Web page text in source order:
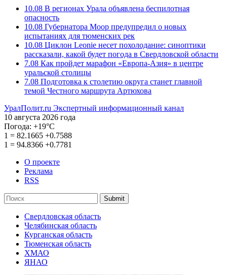
10.08 В регионах Урала объявлена беспилотная
опасность
10.08 Губернатора Моор предупредил о новых
испытаниях для тюменских рек
10.08 Циклон Leonie несет похолодание: синоптики
рассказали, какой будет погода в Свердловской области
7.08 Как пройдет марафон «Европа-Азия» в центре
уральской столицы
7.08 Подготовка к столетию округа станет главной
темой Честного маршрута Артюхова
УралПолит.ru Экспертный информационный канал
10 августа 2026 года
Погода: +19°С
1 = 82.1665 +0.7588
1 = 94.8366 +0.7781
О проекте
Реклама
RSS
Submit
Свердловская область
Челябинская область
Курганская область
Тюменская область
ХМАО
ЯНАО